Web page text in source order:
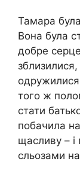
Тамара
Вона була
добре
того ж
стати
побачила
щасливу – і
сльозами